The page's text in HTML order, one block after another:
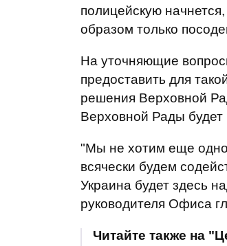
полицейскую
образом только
На уточняющие
предоставить для
решения Верховной
Верховной Рады будет
"Мы не хотим еще
всячески будем
Украина будет здесь
руководителя Офиса
Читайте также на